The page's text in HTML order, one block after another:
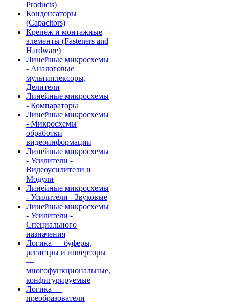
Products)
Конденсаторы
(Capacitors)
Крепёж и монтажные
элементы (Fasteners and
Hardware)
Линейные микросхемы
- Аналоговые
мультиплексоры,
Делители
Линейные микросхемы
- Компараторы
Линейные микросхемы
- Микросхемы
обработки
видеоинформации
Линейные микросхемы
- Усилители -
Видеоусилители и
Модули
Линейные микросхемы
- Усилители - Звуковые
Линейные микросхемы
- Усилители -
Специального
назначения
Логика — буферы,
регистры и инверторы
—
многофункциональные,
конфигурируемые
Логика —
преобразователи